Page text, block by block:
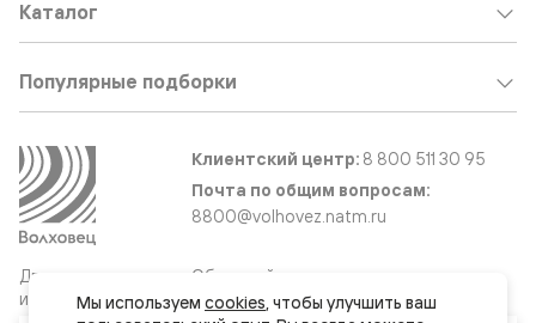
Двери
и интерьерные
Каталог
Популярные подборки
Клиентский центр: 8 800 511 30 95
Почта по общим вопросам:
8800@volhovez.natm.ru
Обратный звонок
Мы используем cookies, чтобы улучшить ваш